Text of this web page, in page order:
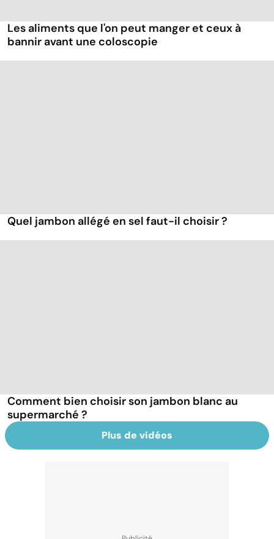
Les aliments que l'on peut manger et ceux à
bannir avant une coloscopie
Quel jambon allégé en sel faut-il choisir ?
Comment bien choisir son jambon blanc au
supermarché ?
Plus de vidéos